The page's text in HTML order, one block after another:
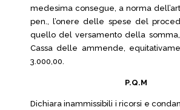
medesima consegue, a norma
pen., l’onere delle spese del
quello del versamento della
Cassa delle ammende,
3.000,00.
P.Q.M
Dichiara inammissibili i ricorsi e